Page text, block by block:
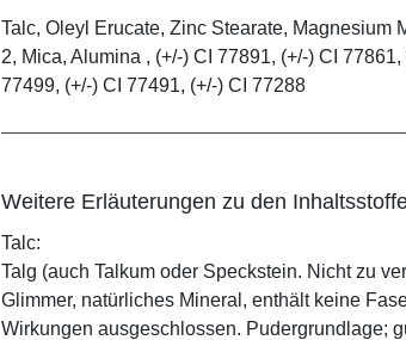
Talc, Oleyl Erucate, Zinc Stearate,
2, Mica, Alumina , (+/-) CI 77891, (+/-) CI
77499, (+/-) CI 77491, (+/-) CI 77288
Weitere Erläuterungen zu den
Talc:
Talg (auch Talkum oder Speckstein. Nicht zu
Glimmer, natürliches Mineral, enthält keine
Wirkungen ausgeschlossen. Pudergrundlage;